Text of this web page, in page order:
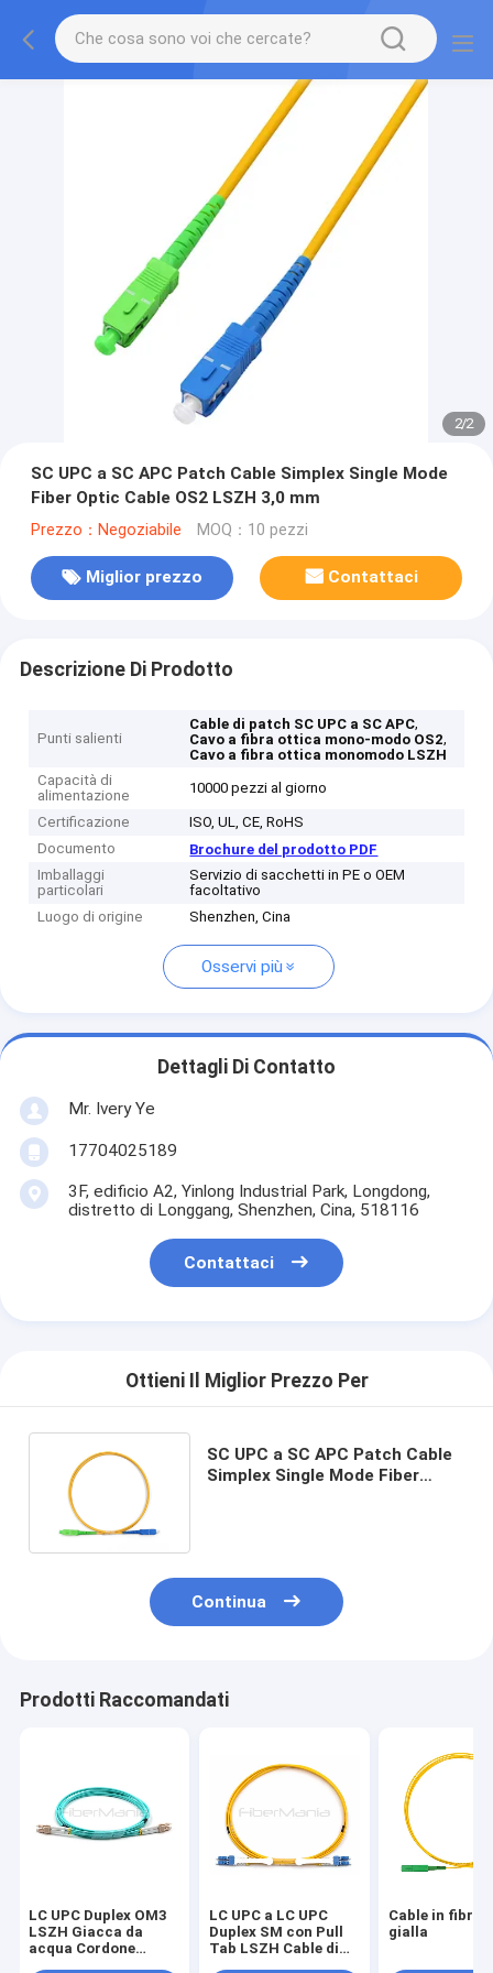
2/2
SC UPC a SC APC Patch Cable Simplex Single Mode
Fiber Optic Cable OS2 LSZH 3,0 mm
Prezzo：Negoziabile MOQ：10 pezzi
Miglior prezzo Contattaci
Descrizione Di Prodotto
Punti salienti
Cable di patch SC UPC a SC APC,
Cavo a fibra ottica mono-modo OS2,
Cavo a fibra ottica monomodo LSZH
Capacità di
alimentazione
10000 pezzi al giorno
Certificazione
ISO, UL, CE, RoHS
Documento
Brochure del prodotto PDF
Imballaggi
particolari
Servizio di sacchetti in PE o OEM
facoltativo
Luogo di origine
Shenzhen, Cina
Osservi più
Dettagli Di Contatto
Mr. Ivery Ye
17704025189
3F, edificio A2, Yinlong Industrial Park, Longdong,
distretto di Longgang, Shenzhen, Cina, 518116
Contattaci
Ottieni Il Miglior Prezzo Per
SC UPC a SC APC Patch Cable
Simplex Single Mode Fiber
Continua
Prodotti Raccomandati
LC UPC Duplex OM3
LSZH Giacca da
acqua Cordone
LC UPC a LC UPC
Duplex SM con Pull
Tab LSZH Cable di
Cable in fibra
gialla